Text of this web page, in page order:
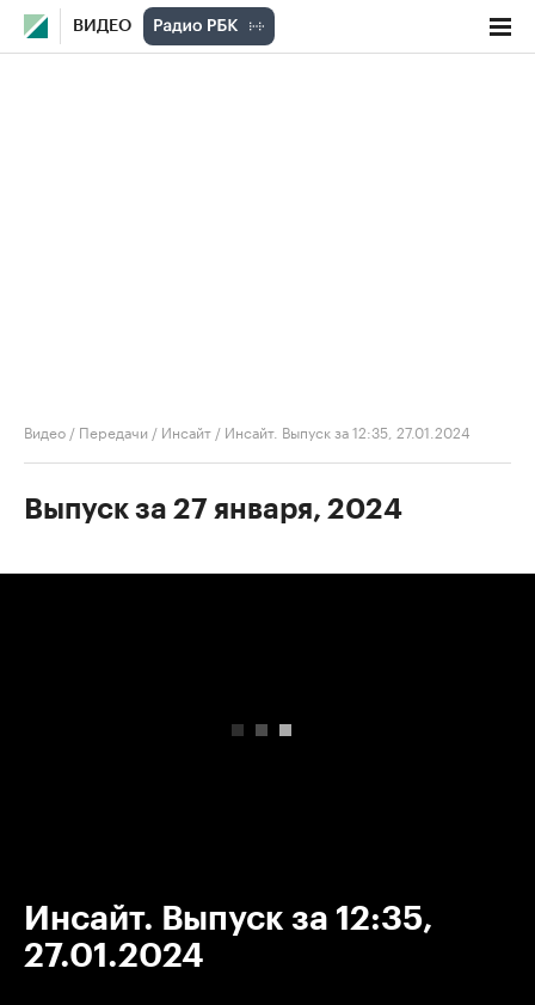
ВИДЕО
Видео / Передачи / Инсайт / Инсайт. Выпуск за 12:35, 27.01.2024
Выпуск за 27 января, 2024
Инсайт. Выпуск за 12:35,
27.01.2024